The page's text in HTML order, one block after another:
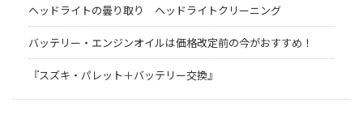
ヘッドライトの曇り取り ヘッドライトクリーニング
バッテリー・エンジンオイルは価格改定前の今がおすすめ！
『スズキ・パレット＋バッテリー交換』